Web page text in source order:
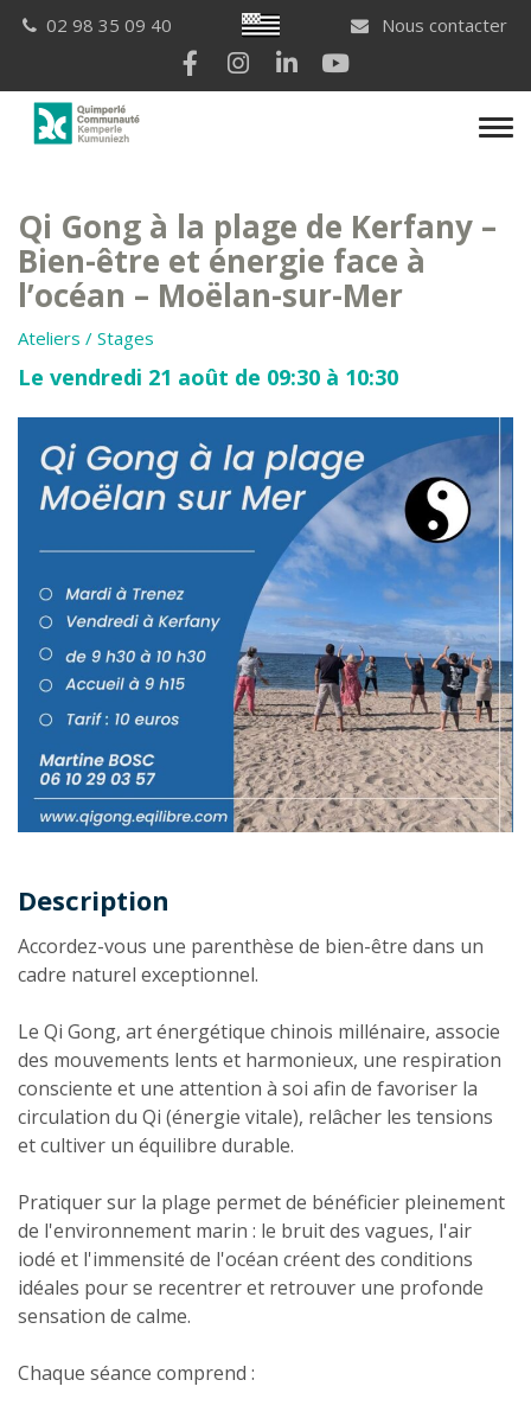
Breton
02 98 35 09 40
Nous contacter
Lien vers le compte Facebook
Lien vers le compte Instagram
Lien vers le compte
Qi Gong à la plage de Kerfany –
Bien-être et énergie face à
l’océan – Moëlan-sur-Mer
Ateliers / Stages
Le vendredi 21 août de 09:30 à 10:30
Description
Description
Accordez-vous une parenthèse de bien-être dans un
cadre naturel exceptionnel.
Le Qi Gong, art énergétique chinois millénaire, associe
des mouvements lents et harmonieux, une respiration
consciente et une attention à soi afin de favoriser la
circulation du Qi (énergie vitale), relâcher les tensions
et cultiver un équilibre durable.
Pratiquer sur la plage permet de bénéficier pleinement
de l'environnement marin : le bruit des vagues, l'air
iodé et l'immensité de l'océan créent des conditions
idéales pour se recentrer et retrouver une profonde
sensation de calme.
Chaque séance comprend :